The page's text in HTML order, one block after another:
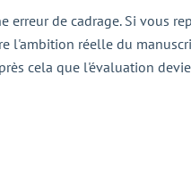
de cadrage. Si vous
l'ambition réelle du
cela que l'évaluation